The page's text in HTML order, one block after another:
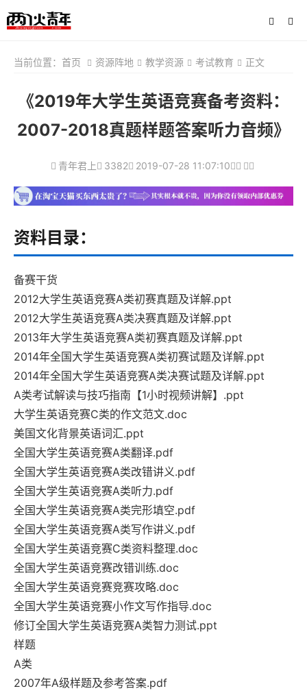
当前位置： 首页 资源阵地 教学资源 考试教育 正文
《2019年大学生英语竞赛备考资料：
2007-2018真题样题答案听力音频》
青年君上 3382 2019-07-28 11:07:10
资料目录：
备赛干货
2012大学生英语竞赛A类初赛真题及详解.ppt
2012大学生英语竞赛A类决赛真题及详解.ppt
2013年大学生英语竞赛A类初赛真题及详解.ppt
2014年全国大学生英语竞赛A类初赛试题及详解.ppt
2014年全国大学生英语竞赛A类决赛试题及详解.ppt
A类考试解读与技巧指南【1小时视频讲解】.ppt
大学生英语竞赛C类的作文范文.doc
美国文化背景英语词汇.ppt
全国大学生英语竞赛A类翻译.pdf
全国大学生英语竞赛A类改错讲义.pdf
全国大学生英语竞赛A类听力.pdf
全国大学生英语竞赛A类完形填空.pdf
全国大学生英语竞赛A类写作讲义.pdf
全国大学生英语竞赛C类资料整理.doc
全国大学生英语竞赛改错训练.doc
全国大学生英语竞赛竞赛攻略.doc
全国大学生英语竞赛小作文写作指导.doc
修订全国大学生英语竞赛A类智力测试.ppt
样题
A类
2007年A级样题及参考答案.pdf